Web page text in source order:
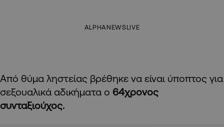
ALPHANEWSLIVE
Από θύμα ληστείας βρέθηκε να είναι ύποπτος για
σεξουαλικά αδικήματα ο 64χρονος
συνταξιούχος.